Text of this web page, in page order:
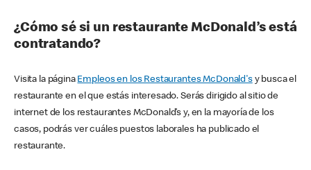
¿Cómo sé si un restaurante McDonald’s está
contratando?
Visita la página Empleos en los Restaurantes McDonald'sy busca el
restaurante en el que estás interesado. Serás dirigido al sitio de
internet de los restaurantes McDonald’s y, en la mayoría de los
casos, podrás ver cuáles puestos laborales ha publicado el
restaurante.